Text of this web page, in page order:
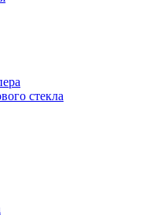
стекла